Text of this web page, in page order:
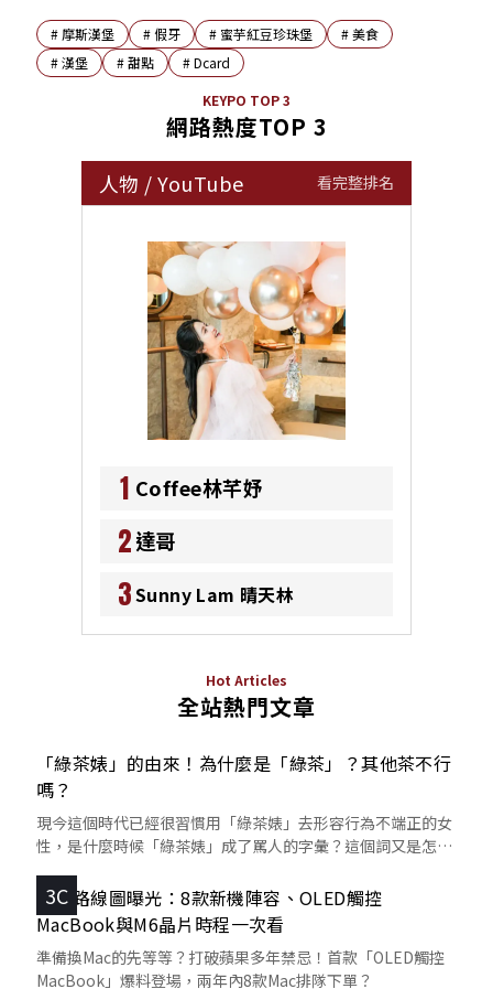
# 摩斯漢堡 #假牙 # 蜜芋紅豆珍珠堡 #美食
#漢堡 #甜點 #Dcard
KEYPO TOP 3
網路熱度TOP 3
人物 /YouTube 看完整排名
1 Coffee林芊妤
2達哥
3Sunny Lam 晴天林
Hot Articles
全站熱門文章
「綠茶婊」的由來！為什麼是「綠茶」？其他茶不行
嗎？
現今這個時代已經很習慣用「綠茶婊」去形容行為不端正的女
性，是什麼時候「綠茶婊」成了罵人的字彙？這個詞又是怎麼
3C
蘋果路線圖曝光：8款新機陣容、OLED觸控
MacBook與M6晶片時程一次看
準備換Mac的先等等？打破蘋果多年禁忌！首款「OLED觸控
MacBook」爆料登場，兩年內8款Mac排隊下單？